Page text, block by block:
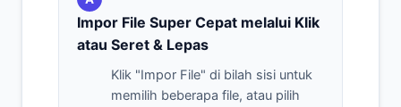
Impor File Super Cepat melalui Klik
atau Seret & Lepas
Klik "Impor File" di bilah sisi untuk
memilih beberapa file, atau pilih